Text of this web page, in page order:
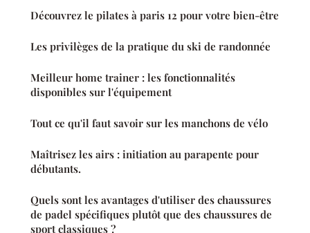
Découvrez le pilates à paris 12 pour votre bien-être
Les privilèges de la pratique du ski de randonnée
Meilleur home trainer : les fonctionnalités
disponibles sur l'équipement
Tout ce qu'il faut savoir sur les manchons de vélo
Maîtrisez les airs : initiation au parapente pour
débutants.
Quels sont les avantages d'utiliser des chaussures
de padel spécifiques plutôt que des chaussures de
sport classiques ?